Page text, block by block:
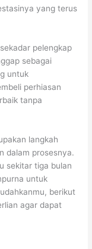
yang terus
pelengkap
sebagai
untuk
perhiasan
tanpa
langkah
dalam prosesnya.
sekitar tiga bulan
untuk
berikut
agar dapat